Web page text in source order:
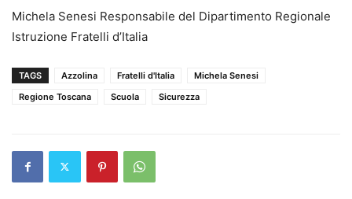
Michela Senesi Responsabile del Dipartimento Regionale
Istruzione Fratelli d’Italia
TAGS Azzolina Fratelli d'Italia
Michela Senesi
Regione Toscana
Scuola Sicurezza